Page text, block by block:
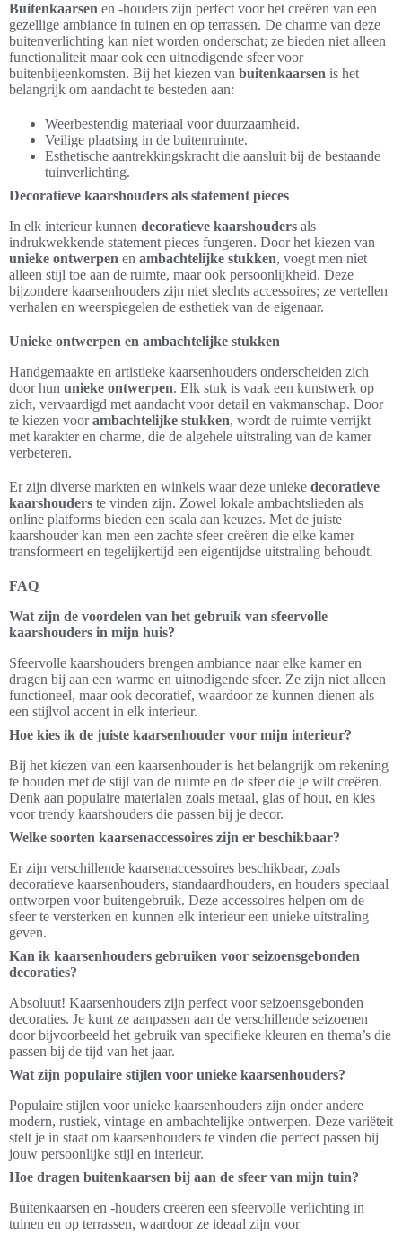
Buitenkaarsen en -houders zijn perfect voor het creëren van een
gezellige ambiance in tuinen en op terrassen. De charme van deze
buitenverlichting kan niet worden onderschat; ze bieden niet alleen
functionaliteit maar ook een uitnodigende sfeer voor
buitenbijeenkomsten. Bij het kiezen van buitenkaarsen is het
belangrijk om aandacht te besteden aan:
Weerbestendig materiaal voor duurzaamheid.
Veilige plaatsing in de buitenruimte.
Esthetische aantrekkingskracht die aansluit bij de bestaande
tuinverlichting.
Decoratieve kaarshouders als statement pieces
In elk interieur kunnen decoratieve kaarshouders als
indrukwekkende statement pieces fungeren. Door het kiezen van
unieke ontwerpen en ambachtelijke stukken, voegt men niet
alleen stijl toe aan de ruimte, maar ook persoonlijkheid. Deze
bijzondere kaarsenhouders zijn niet slechts accessoires; ze vertellen
verhalen en weerspiegelen de esthetiek van de eigenaar.
Unieke ontwerpen en ambachtelijke stukken
Handgemaakte en artistieke kaarsenhouders onderscheiden zich
door hun unieke ontwerpen. Elk stuk is vaak een kunstwerk op
zich, vervaardigd met aandacht voor detail en vakmanschap. Door
te kiezen voorambachtelijke stukken, wordt de ruimte verrijkt
met karakter en charme, die de algehele uitstraling van de kamer
verbeteren.
Er zijn diverse markten en winkels waar deze unieke decoratieve
kaarshouders te vinden zijn. Zowel lokale ambachtslieden als
online platforms bieden een scala aan keuzes. Met de juiste
kaarshouder kan men een zachte sfeer creëren die elke kamer
transformeert en tegelijkertijd een eigentijdse uitstraling behoudt.
FAQ
Wat zijn de voordelen van het gebruik van sfeervolle
kaarshouders in mijn huis?
Sfeervolle kaarshouders brengen ambiance naar elke kamer en
dragen bij aan een warme en uitnodigende sfeer. Ze zijn niet alleen
functioneel, maar ook decoratief, waardoor ze kunnen dienen als
een stijlvol accent in elk interieur.
Hoe kies ik de juiste kaarsenhouder voor mijn interieur?
Bij het kiezen van een kaarsenhouder is het belangrijk om rekening
te houden met de stijl van de ruimte en de sfeer die je wilt creëren.
Denk aan populaire materialen zoals metaal, glas of hout, en kies
voor trendy kaarshouders die passen bij je decor.
Welke soorten kaarsenaccessoires zijn er beschikbaar?
Er zijn verschillende kaarsenaccessoires beschikbaar, zoals
decoratieve kaarsenhouders, standaardhouders, en houders speciaal
ontworpen voor buitengebruik. Deze accessoires helpen om de
sfeer te versterken en kunnen elk interieur een unieke uitstraling
geven.
Kan ik kaarsenhouders gebruiken voor seizoensgebonden
decoraties?
Absoluut! Kaarsenhouders zijn perfect voor seizoensgebonden
decoraties. Je kunt ze aanpassen aan de verschillende seizoenen
door bijvoorbeeld het gebruik van specifieke kleuren en thema’s die
passen bij de tijd van het jaar.
Wat zijn populaire stijlen voor unieke kaarsenhouders?
Populaire stijlen voor unieke kaarsenhouders zijn onder andere
modern, rustiek, vintage en ambachtelijke ontwerpen. Deze variëteit
stelt je in staat om kaarsenhouders te vinden die perfect passen bij
jouw persoonlijke stijl en interieur.
Hoe dragen buitenkaarsen bij aan de sfeer van mijn tuin?
Buitenkaarsen en -houders creëren een sfeervolle verlichting in
tuinen en op terrassen, waardoor ze ideaal zijn voor